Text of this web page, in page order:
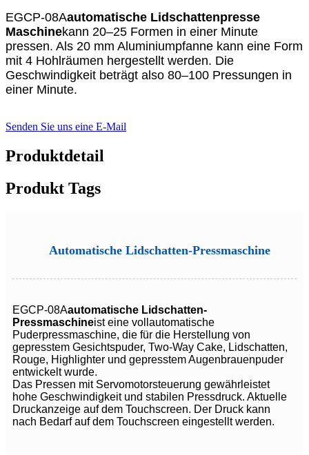
EGCP-08Aautomatische Lidschattenpresse
Maschinekann 20–25 Formen in einer Minute
pressen. Als 20 mm Aluminiumpfanne kann eine Form
mit 4 Hohlräumen hergestellt werden. Die
Geschwindigkeit beträgt also 80–100 Pressungen in
einer Minute.
Senden Sie uns eine E-Mail
Produktdetail
Produkt Tags
Automatische Lidschatten-Pressmaschine
EGCP-08Aautomatische Lidschatten-
Pressmaschineist eine vollautomatische
Puderpressmaschine, die für die Herstellung von
gepresstem Gesichtspuder, Two-Way Cake, Lidschatten,
Rouge, Highlighter und gepresstem Augenbrauenpuder
entwickelt wurde.
Das Pressen mit Servomotorsteuerung gewährleistet
hohe Geschwindigkeit und stabilen Pressdruck. Aktuelle
Druckanzeige auf dem Touchscreen. Der Druck kann
nach Bedarf auf dem Touchscreen eingestellt werden.